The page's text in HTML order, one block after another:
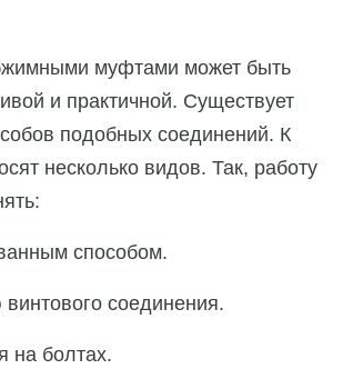
муфтами может быть
и практичной. Существует
подобных соединений. К
несколько видов. Так, работу
способом.
соединения.
на болтах.